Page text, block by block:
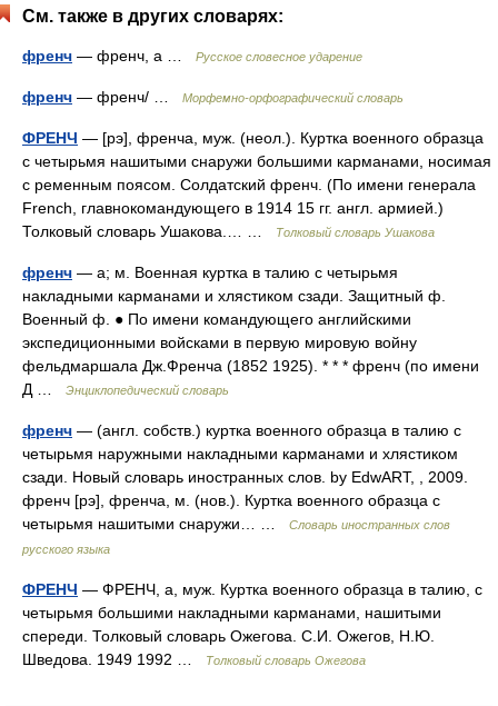
См. также в других словарях:
френч — френч, а … Русское словесное ударение
френч — френч/ … Морфемно-орфографический словарь
ФРЕНЧ — [рэ], френча, муж. (неол.). Куртка военного образца
с четырьмя нашитыми снаружи большими карманами, носимая
с ременным поясом. Солдатский френч. (По имени генерала
French, главнокомандующего в 1914 15 гг. англ. армией.)
Толковый словарь Ушакова.… …
Толковый словарь Ушакова
френч — а; м. Военная куртка в талию с четырьмя
накладными карманами и хлястиком сзади. Защитный ф.
Военный ф. ● По имени командующего английскими
экспедиционными войсками в первую мировую войну
фельдмаршала Дж.Френча (1852 1925). * * * френч (по имени
Д …
Энциклопедический словарь
френч — (англ. собств.) куртка военного образца в талию с
четырьмя наружными накладными карманами и хлястиком
сзади. Новый словарь иностранных слов. by EdwART, , 2009.
френч [рэ], френча, м. (нов.). Куртка военного образца с
четырьмя нашитыми снаружи… …
Словарь иностранных слов
русского языка
ФРЕНЧ — ФРЕНЧ, а, муж. Куртка военного образца в талию, с
четырьмя большими накладными карманами, нашитыми
спереди. Толковый словарь Ожегова. С.И. Ожегов, Н.Ю.
Шведова. 1949 1992 …
Толковый словарь Ожегова